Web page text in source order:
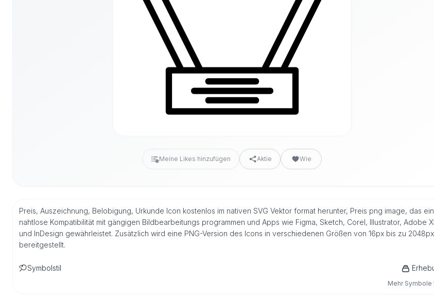
Meine Likes hinzufügen Aktie Wie
Preis, Auszeichnung, Belobigung, Urkunde Icon kostenlos im nativen SVG Vektor format herunter, Preis png image, das
nahtlose Kompatibilität mit gängigen Bildbearbeitungs programmen und Apps wie Figma, Sketch, Corel, Illustrator, Adobe
und InDesign gewährleistet. Zusätzlich wird eine PNG-Version des Icons in verschiedenen Größen von 16px bis zu 2048px
bereitgestellt.
Symbolstil
Mehr Symbole